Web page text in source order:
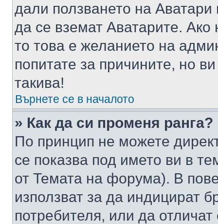
дали ползването на
да се вземат Аватарите.
то това е желанието на
попитате за причините, но
такива!
Върнете се в началото
» Как да си променя ранга?
По принцип не можете
се показва под името ви в
от Темата на форума). В
използват за да индицират
потребителя, или да